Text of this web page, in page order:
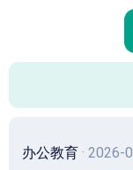
容
办公教育 · 2026-